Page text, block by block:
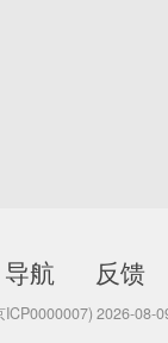
导航 反馈
ICP0000007) 2026-08-